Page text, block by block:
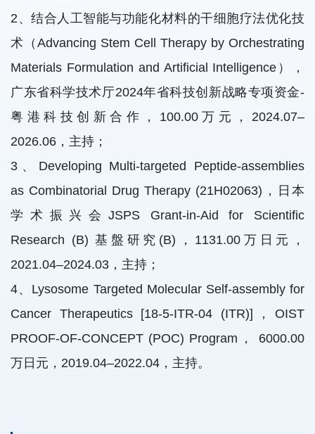
2、结合人工智能与功能化材料的干细胞疗法优化技
术（Advancing Stem Cell Therapy by Orchestrating
Materials Formulation and Artificial Intelligence），
广东省科学技术厅2024年省科技创新战略专项资金-
粤港科技创新合作，100.00万元，2024.07–
2026.06，主持；
3、Developing Multi-targeted Peptide-assemblies
as Combinatorial Drug Therapy (21H02063)，日本
学术振兴会JSPS Grant-in-Aid for Scientific
Research (B) 基盤研究(B)，1131.00万日元，
2021.04–2024.03，主持；
4、Lysosome Targeted Molecular Self-assembly for
Cancer Therapeutics [18-5-ITR-04 (ITR)]，OIST
PROOF-OF-CONCEPT (POC) Program， 6000.00
万日元，2019.04–2022.04，主持。